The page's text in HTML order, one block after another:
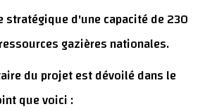
stratégique d'une capacité de 230
gazières nationales.
du projet est dévoilé dans le
que voici :